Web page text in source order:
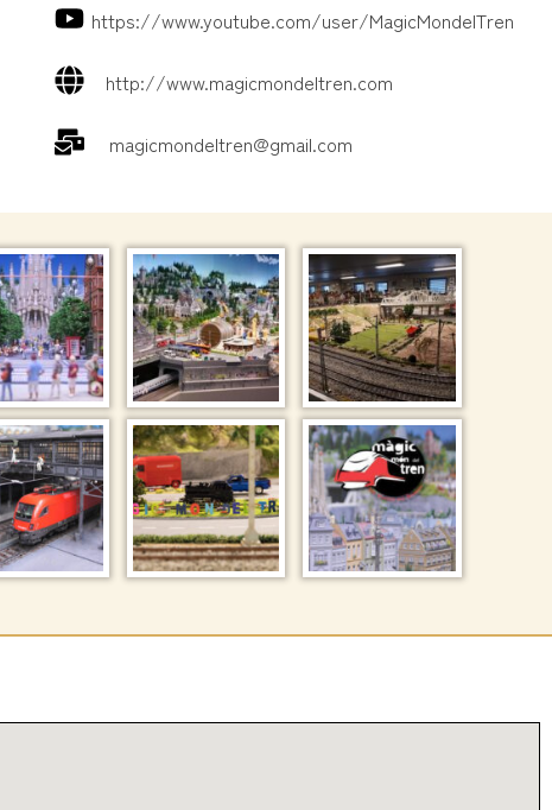
https://www.youtube.com/user/MagicMondelTren
http://www.magicmondeltren.com
magicmondeltren@gmail.com